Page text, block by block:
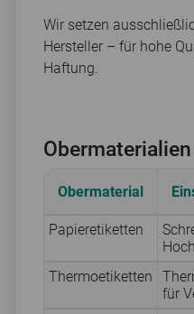
Wir setzen
Hersteller – für hohe
Haftung.
Obermaterialien
Obermaterial
Papieretiketten
Thermoetiketten
für